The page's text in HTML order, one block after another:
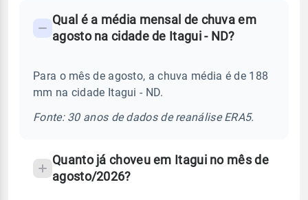
Perguntas
sobre
chuva
Qual é a média mensal de chuva em
agosto na cidade de Itagui - ND?
Para o mês de agosto, a chuva média é de 188
mm na cidade Itagui - ND.
Fonte: 30 anos de dados de reanálise ERA5.
Quanto já choveu em Itagui no mês de
agosto/2026?